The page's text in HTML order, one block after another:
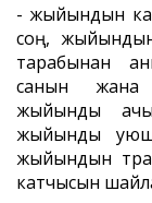
- жыйындын
соң,
тарабынан
санын жана
жыйынды
жыйынды
жыйындын
катчысын